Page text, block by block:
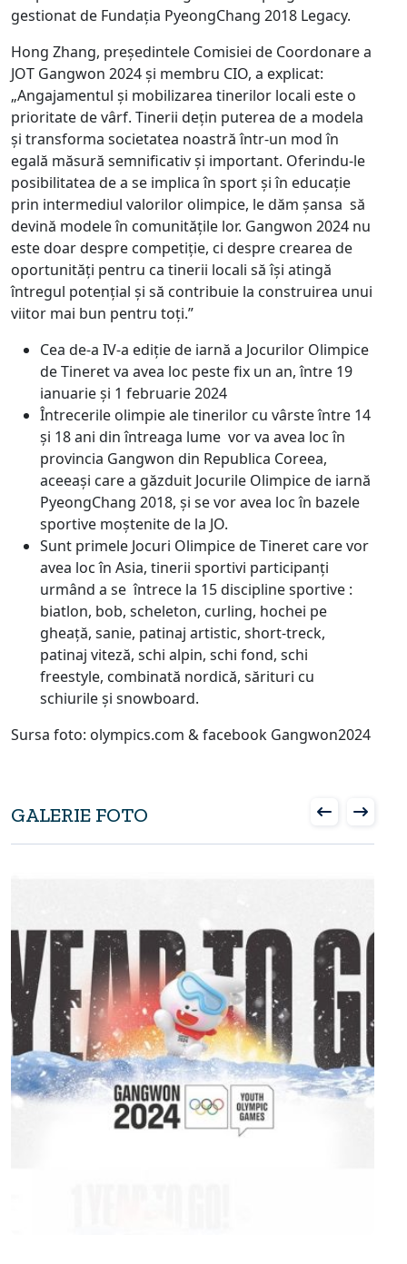
gestionat de Fundația PyeongChang 2018 Legacy.
Hong Zhang, președintele Comisiei de Coordonare a
JOT Gangwon 2024 și membru CIO, a explicat:
„Angajamentul și mobilizarea tinerilor locali este o
prioritate de vârf. Tinerii dețin puterea de a modela
și transforma societatea noastră într-un mod în
egală măsură semnificativ și important. Oferindu-le
posibilitatea de a se implica în sport și în educație
prin intermediul valorilor olimpice, le dăm șansa să
devină modele în comunitățile lor. Gangwon 2024 nu
este doar despre competiție, ci despre crearea de
oportunități pentru ca tinerii locali să își atingă
întregul potențial și să contribuie la construirea unui
viitor mai bun pentru toți.”
Cea de-a IV-a ediție de iarnă a Jocurilor Olimpice
de Tineret va avea loc peste fix un an, între 19
ianuarie și 1 februarie 2024
Întrecerile olimpie ale tinerilor cu vârste între 14
și 18 ani din întreaga lume vor va avea loc în
provincia Gangwon din Republica Coreea,
aceeași care a găzduit Jocurile Olimpice de iarnă
PyeongChang 2018, și se vor avea loc în bazele
sportive moștenite de la JO.
Sunt primele Jocuri Olimpice de Tineret care vor
avea loc în Asia, tinerii sportivi participanți
urmând a se întrece la 15 discipline sportive :
biatlon, bob, scheleton, curling, hochei pe
gheață, sanie, patinaj artistic, short-treck,
patinaj viteză, schi alpin, schi fond, schi
freestyle, combinată nordică, sărituri cu
schiurile și snowboard.
Sursa foto: olympics.com & facebook Gangwon2024
GALERIE FOTO